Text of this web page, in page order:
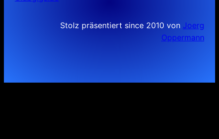
Stolz präsentiert since 2010 von Joerg
Oppermann